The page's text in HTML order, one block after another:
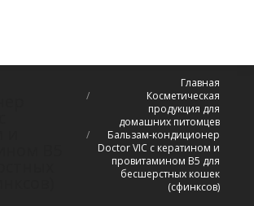
Главная
Косметическая
продукция для
домашних питомцев
Бальзам-кондиционер
Doctor VIC с кератином и
провитамином В5 для
бесшерстных кошек
(сфинксов)